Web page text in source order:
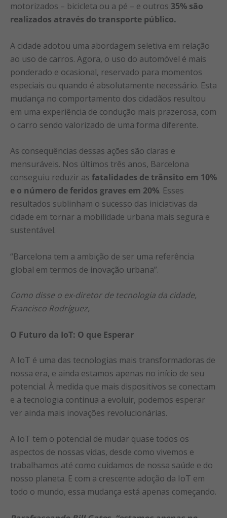
motorizados – bicicleta ou a pé – e outros 35% são
realizados através do transporte público.
A cidade adotou uma abordagem seletiva em relação
ao uso de carros. Agora, o uso do automóvel é mais
ponderado e ocasional, reservado para momentos
especiais ou quando é absolutamente necessário. Esta
mudança no comportamento dos cidadãos resultou
em uma experiência de condução mais prazerosa, com
o carro sendo valorizado de uma forma diferente.
As consequências dessas ações são claras e
mensuráveis. Nos últimos três anos, Barcelona
conseguiu reduzir as fatalidades de trânsito em 10%
e o número de feridos graves em 20%. Esses
resultados sublinham o sucesso das iniciativas da
cidade em tornar a mobilidade urbana mais segura e
sustentável.
“Barcelona tem a ambição de ser uma referência
global em termos de inovação urbana”.
Como disse o ex-diretor de tecnologia da cidade,
Francisco Rodríguez,
O Futuro da IoT: O que Esperar
A IoT é uma das tecnologias mais transformadoras de
nossa era, e ainda estamos apenas no início de seu
potencial. À medida que mais dispositivos se conectam
e a tecnologia continua a evoluir, podemos esperar
ver ainda mais inovações revolucionárias.
A IoT tem o potencial de mudar quase todos os
aspectos de nossas vidas, desde como vivemos e
trabalhamos até como cuidamos de nossa saúde e do
nosso planeta. E com a crescente adoção da IoT em
todo o mundo, essa mudança está apenas começando.